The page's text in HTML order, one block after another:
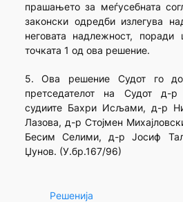
прашањето за меѓусебната
законски одредби излегува
неговата надлежност,
точката 1 од ова решение.
5. Ова решение Судот го
претседателот на Судот д-
судиите Бахри Исљами, д-р
Лазова, д-р Стојмен
Бесим Селими, д-р Јосиф
Џунов. (У.бр.167/96)
Решенија